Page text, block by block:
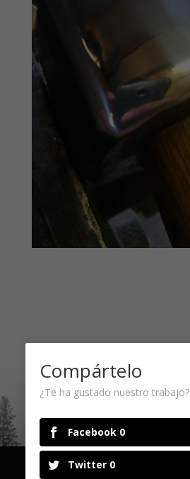
Contactar
Cuchillos de forja
Compártelo
¿Te ha gustado nuestro trabajo?
Facebook 0
Twitter 0